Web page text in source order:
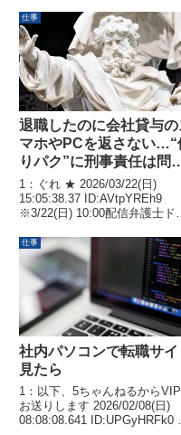
2：以下、5ちゃんねるから
お送りします 2026/02/20(金) ...
仕事
退職したのに会社貸与の
マホやPCを返さない…“
りパク”に刑事責任は問
るのか？
1：ぐれ ★ 2026/03/22(日)
15:05:38.37 ID:AVtpYREh9
※3/22(日) 10:00配信弁護士ドッ
社員が、業務用端末やカギな
貸与品を返却しない──。弁護
ドットコムに、こ...
仕事
社内パソコンで転職サイ
見たら
1：以下、5ちゃんねるから
お送りします 2026/02/08(日)
08:08:08.641 ID:UPGyHRFk0